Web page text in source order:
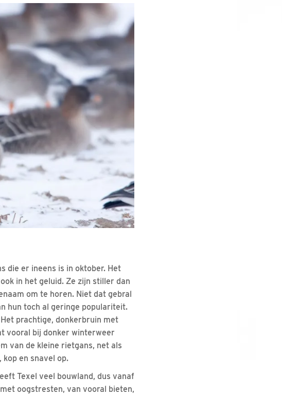
die er ineens is in oktober. Het
in het geluid. Ze zijn stiller dan
om te horen. Niet dat gebral
hun toch al geringe populariteit.
prachtige, donkerbruin met
vooral bij donker winterweer
van de kleine rietgans, net als
en snavel op.
Texel veel bouwland, dus vanaf
oogstresten, van vooral bieten,